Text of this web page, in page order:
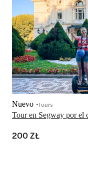
Tour en Segway por el
Nuevo Tours
200 ZŁ